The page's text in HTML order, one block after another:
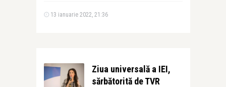
13 ianuarie 2022, 21:36
Ziua universală a IEI,
sărbătorită de TVR